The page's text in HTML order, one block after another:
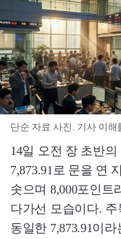
단순 자료 사진. 기사 이
14일 오전 장 초반
7,873.91로 문을 연
솟으며 8,000포인트
다가선 모습이다.
동일한 7,873.91이